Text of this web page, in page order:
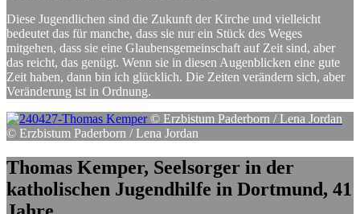
Diese Jugendlichen sind die Zukunft der Kirche und vielleicht
bedeutet das für manche, dass sie nur ein Stück des Weges
mitgehen, dass sie eine Glaubensgemeinschaft auf Zeit sind, aber
das reicht, das genügt. Wenn sie in diesen Augenblicken eine gute
Zeit haben, dann bin ich glücklich. Die Zeiten verändern sich, aber
Veränderung ist in Ordnung.
© Erzbistum Paderborn / Lena Jordan
© Erzbistum Paderborn / Lena Jordan
Thomas Kemper, Seelsorger in der
katholischen Jugendhilfe in Dortmund, 41